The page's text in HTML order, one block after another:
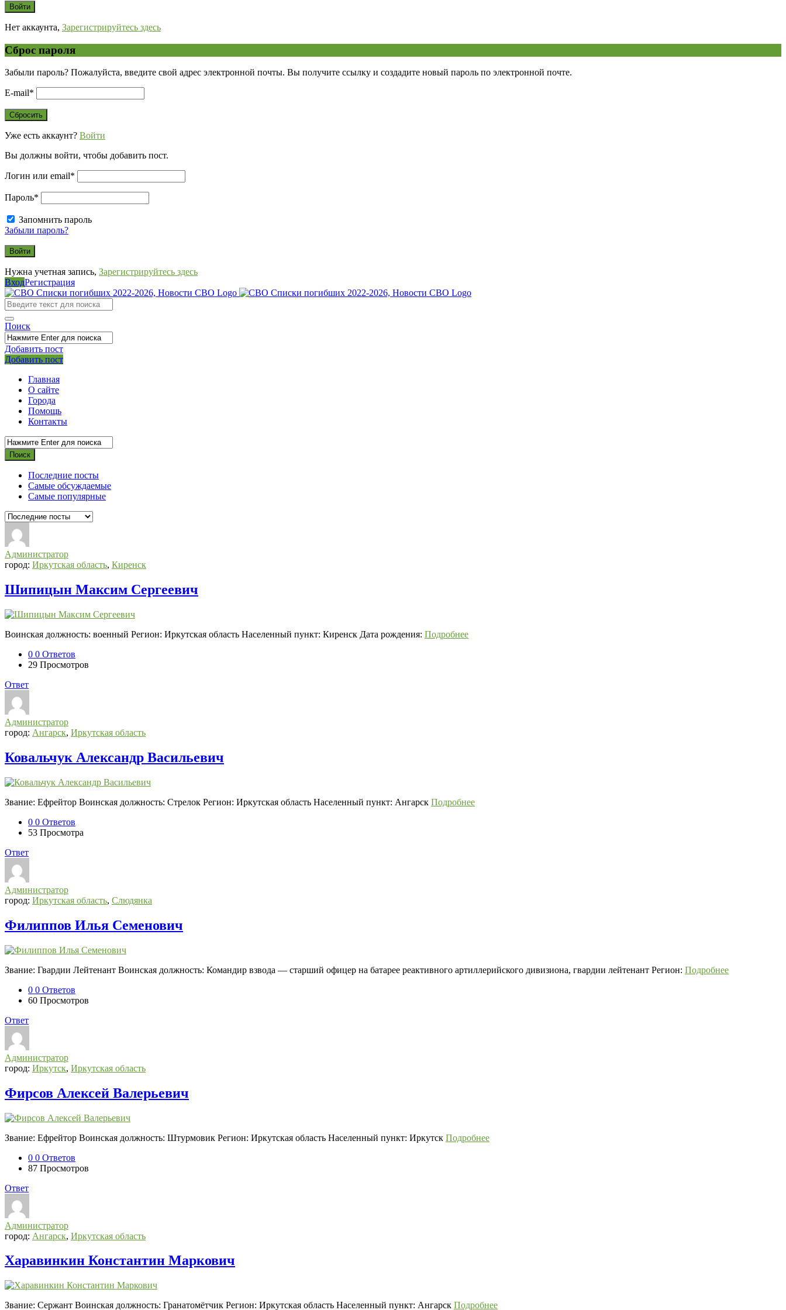
Нет аккаунта, Зарегистрируйтесь здесь
Сброс пароля
Забыли пароль? Пожалуйста, введите свой адрес электронной почты. Вы получите ссылку и создадите новый пароль по электронной почте.
E-mail*
Уже есть аккаунт? Войти
Вы должны войти, чтобы добавить пост.
Логин или email*
Пароль*
Запомнить пароль
Забыли пароль?
Нужна учетная запись, Зарегистрируйтесь здесь
ВходРегистрация
СВО
Списки
погибших
2022-
2026,
Новости
СВО
Поиск
Добавить пост
Мобильное
меню
Выйти
Добавить пост
Главная
О сайте
Города
Помощь
Контакты
Последние посты
Самые обсуждаемые
Самые популярные
Администратор
город: Иркутская область, Киренск
Шипицын Максим Сергеевич
Воинская должность: военный Регион: Иркутская область Населенный пункт: Киренск Дата рождения: Подробнее
0 0 Ответов
29 Просмотров
Ответ
Администратор
город: Ангарск, Иркутская область
Ковальчук Александр Васильевич
Звание: Ефрейтор Воинская должность: Стрелок Регион: Иркутская область Населенный пункт: Ангарск Подробнее
0 0 Ответов
53 Просмотра
Ответ
Администратор
город: Иркутская область, Слюдянка
Филиппов Илья Семенович
Звание: Гвардии Лейтенант Воинская должность: Командир взвода — старший офицер на батарее реактивного артиллерийского дивизиона, гвардии лейтенант Регион: Подробнее
0 0 Ответов
60 Просмотров
Ответ
Администратор
город: Иркутск, Иркутская область
Фирсов Алексей Валерьевич
Звание: Ефрейтор Воинская должность: Штурмовик Регион: Иркутская область Населенный пункт: Иркутск Подробнее
0 0 Ответов
87 Просмотров
Ответ
Администратор
город: Ангарск, Иркутская область
Харавинкин Константин Маркович
Звание: Сержант Воинская должность: Гранатомётчик Регион: Иркутская область Населенный пункт: Ангарск Подробнее